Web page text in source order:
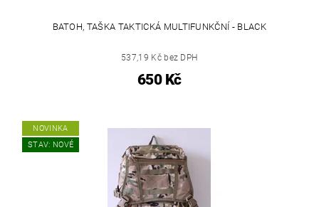
BATOH, TAŠKA TAKTICKÁ MULTIFUNKČNÍ - BLACK
537,19 Kč bez DPH
650 Kč
NOVINKA
STAV: NOVÉ